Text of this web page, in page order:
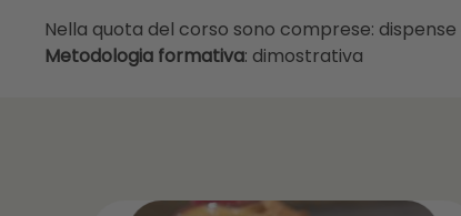
Nella quota del corso sono comprese:
Metodologia formativa: dimostrativa